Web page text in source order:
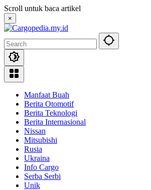
Skip
to
content
Scroll untuk baca artikel
×
Manfaat Buah
Berita Otomotif
Berita Teknologi
Berita Internasional
Nissan
Mitsubishi
Rusia
Ukraina
Info Cargo
Serba Serbi
Unik